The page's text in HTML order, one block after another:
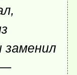
заменил
—